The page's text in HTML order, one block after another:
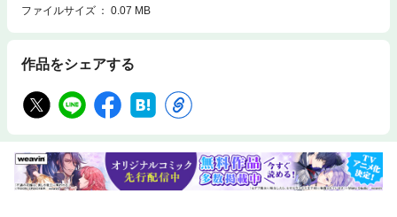
ファイルサイズ
0.07 MB
作品をシェアする